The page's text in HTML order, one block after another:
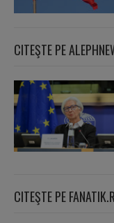
CITEŞTE PE
CITEŞTE PE